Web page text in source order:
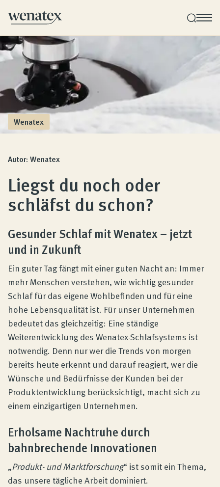
Wenatex Schlafberatung
Produktberatung zu Hause, im Store oder online!
Produkte
Qualität und Garantie
Kundenbewertungen
Unternehmen
Kontakt
Magazin
Wenatex
Autor: Wenatex
Liegst du noch oder
schläfst du schon?
Gesunder Schlaf mit Wenatex – jetzt
und in Zukunft
Ein guter Tag fängt mit einer guten Nacht an: Immer
mehr Menschen verstehen, wie wichtig gesunder
Schlaf für das eigene Wohlbefinden und für eine
hohe Lebensqualität ist. Für unser Unternehmen
bedeutet das gleichzeitig: Eine ständige
Weiterentwicklung des Wenatex-Schlafsystems ist
notwendig. Denn nur wer die Trends von morgen
bereits heute erkennt und darauf reagiert, wer die
Wünsche und Bedürfnisse der Kunden bei der
Produktentwicklung berücksichtigt, macht sich zu
einem einzigartigen Unternehmen.
Erholsame Nachtruhe durch
bahnbrechende Innovationen
„Produkt- und Marktforschung“ ist somit ein Thema,
das unsere tägliche Arbeit dominiert.